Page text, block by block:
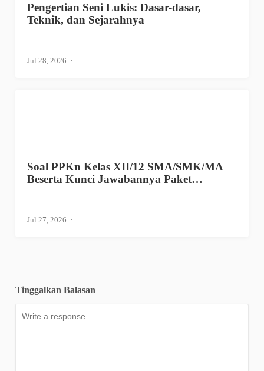
Pengertian Seni Lukis: Dasar-dasar,
Teknik, dan Sejarahnya
Jul 28, 2026
Soal PPKn Kelas XII/12 SMA/SMK/MA
Beserta Kunci Jawabannya Paket…
Jul 27, 2026
Tinggalkan Balasan